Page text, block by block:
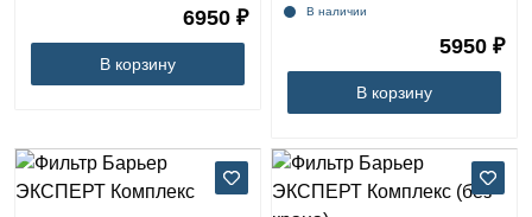
6950 ₽
В корзину
В наличии
5950 ₽
В корзину